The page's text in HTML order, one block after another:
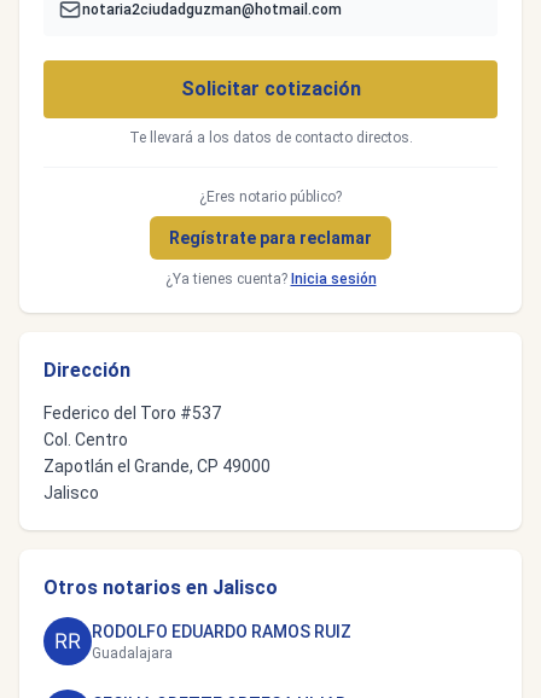
notaria2ciudadguzman@hotmail.com
Solicitar cotización
Te llevará a los datos de contacto directos.
¿Eres notario público?
Regístrate para reclamar
¿Ya tienes cuenta? Inicia sesión
Dirección
Federico del Toro #537
Col. Centro
Zapotlán el Grande, CP 49000
Jalisco
Otros notarios en Jalisco
RODOLFO EDUARDO RAMOS RUIZ
Guadalajara